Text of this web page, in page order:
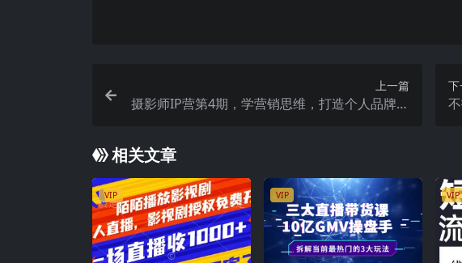
上一篇
摄影师IP营第4期，学营销思维，打造个人品牌，
下
相关文章
VIP VIP VIP